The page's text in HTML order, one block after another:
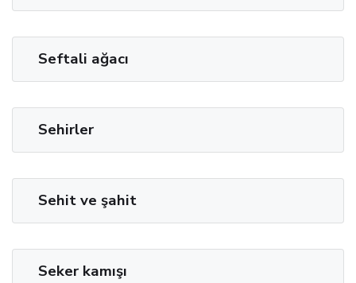
Seftali ağacı
Sehirler
Sehit ve şahit
Seker kamışı